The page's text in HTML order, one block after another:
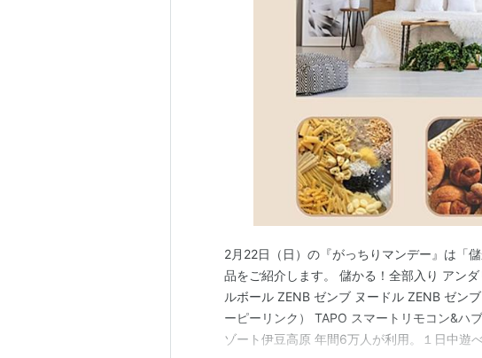
2月22日（日）の『がっちりマンデー』は「
品をご紹介します。 儲かる！全部入り アン
ルボール ZENB ゼンブ ヌードル ZENB ゼン
ーピーリンク） TAPO スマートリモコン&ハ
ゾート伊豆高原 年間6万人が利用。１日中遊